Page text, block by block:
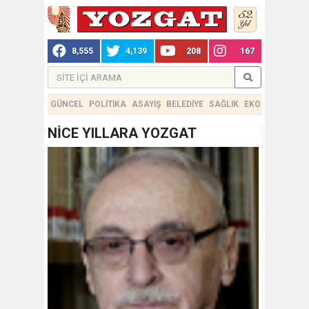
8,555 4,139 208 167
GÜNCEL POLİTİKA ASAYİŞ BELEDİYE SAĞLIK EKONOMİ
NİCE YILLARA YOZGAT